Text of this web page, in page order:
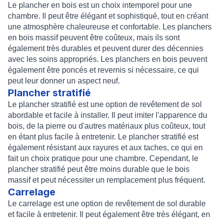
Le plancher en bois est un choix intemporel pour une
chambre. Il peut être élégant et sophistiqué, tout en créant
une atmosphère chaleureuse et confortable. Les planchers
en bois massif peuvent être coûteux, mais ils sont
également très durables et peuvent durer des décennies
avec les soins appropriés. Les planchers en bois peuvent
également être poncés et revernis si nécessaire, ce qui
peut leur donner un aspect neuf.
Plancher stratifié
Le plancher stratifié est une option de revêtement de sol
abordable et facile à installer. Il peut imiter l'apparence du
bois, de la pierre ou d'autres matériaux plus coûteux, tout
en étant plus facile à entretenir. Le plancher stratifié est
également résistant aux rayures et aux taches, ce qui en
fait un choix pratique pour une chambre. Cependant, le
plancher stratifié peut être moins durable que le bois
massif et peut nécessiter un remplacement plus fréquent.
Carrelage
Le carrelage est une option de revêtement de sol durable
et facile à entretenir. Il peut également être très élégant, en